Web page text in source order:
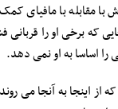
مقابله با مافیای
برخی او را قربانی
اساسا به او نمی دهد.
از اینجا به آنجا می